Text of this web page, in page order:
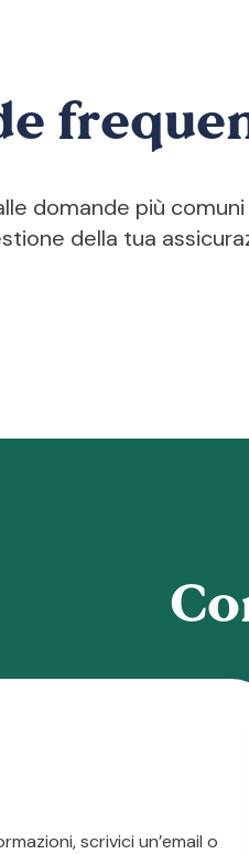
domande più comuni
della tua
scrivici un’email o